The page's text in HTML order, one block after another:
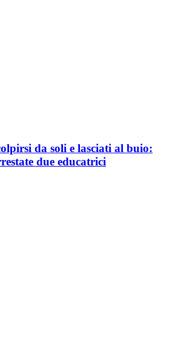
da soli e lasciati al buio:
due educatrici